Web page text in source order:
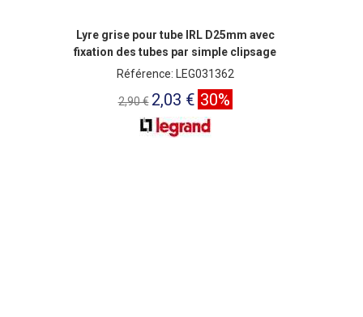
Lyre grise pour tube IRL D25mm avec
fixation des tubes par simple clipsage
Référence: LEG031362
2,90 € 2,03 € 30%